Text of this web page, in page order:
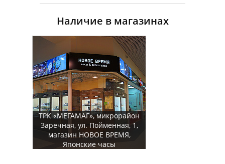
Наличие в магазинах
ТРК «МЕГАМАГ», микрорайон
Заречная, ул. Пойменная, 1,
магазин НОВОЕ ВРЕМЯ,
Японские часы